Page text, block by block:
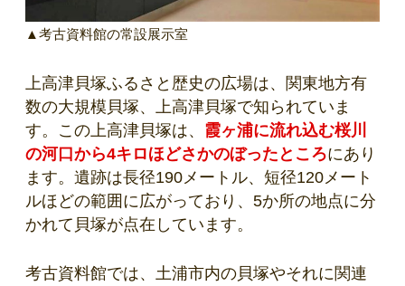
▲考古資料館の常設展示室
上高津貝塚ふるさと歴史の広場は、関東地方有
数の大規模貝塚、上高津貝塚で知られていま
す。この上高津貝塚は、 霞ヶ浦に流れ込む桜川
の河口から4キロほどさかのぼったところにあり
ます。遺跡は長径190メートル、短径120メート
ルほどの範囲に広がっており、5か所の地点に分
かれて貝塚が点在しています。
考古資料館では、土浦市内の貝塚やそれに関連